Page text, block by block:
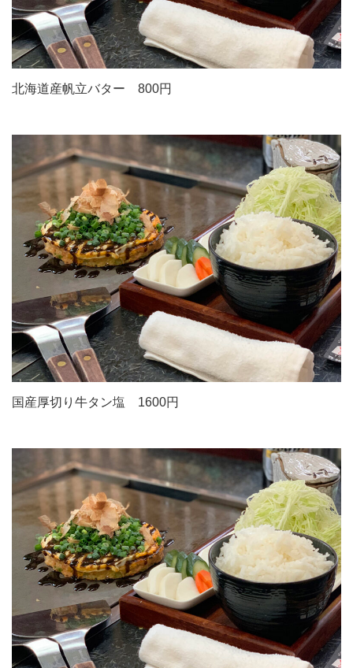
北海道産帆立バター 800円
国産厚切り牛タン塩 1600円